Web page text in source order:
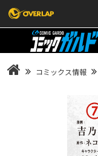
コミック
LiQulle
オーバーラップ
コミックス情報